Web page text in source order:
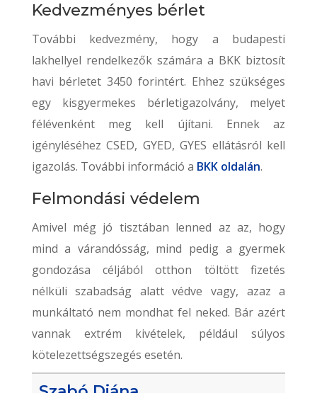
Kedvezményes bérlet
További kedvezmény, hogy a budapesti
lakhellyel rendelkezők számára a BKK biztosít
havi bérletet 3450 forintért. Ehhez szükséges
egy kisgyermekes bérletigazolvány, melyet
félévenként meg kell újítani. Ennek az
igényléséhez CSED, GYED, GYES ellátásról kell
igazolás. További információ a BKK oldalán.
Felmondási védelem
Amivel még jó tisztában lenned az az, hogy
mind a várandósság, mind pedig a gyermek
gondozása céljából otthon töltött fizetés
nélküli szabadság alatt védve vagy, azaz a
munkáltató nem mondhat fel neked. Bár azért
vannak extrém kivételek, például súlyos
kötelezettségszegés esetén.